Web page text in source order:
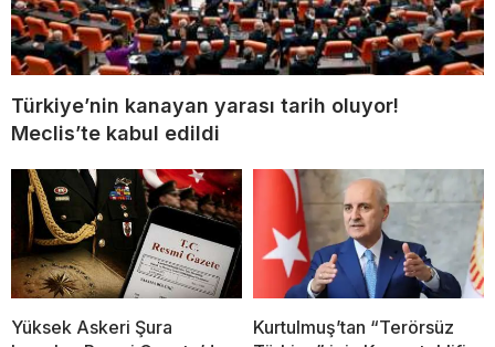
Türkiye’nin kanayan yarası tarih oluyor!
Meclis’te kabul edildi
Yüksek Askeri Şura
Kurtulmuş’tan “Terörsüz